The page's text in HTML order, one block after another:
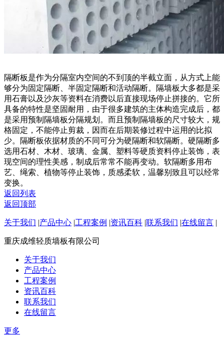
隔断板是作为分隔室内空间的不到顶的半截立面，从方式上能
够分为固定隔断、半固定隔断和活动隔断。隔墙板大多都是采
用石膏以及沙灰等资料在消费以后直接现场停止拼接的。它所
具备的特性是坚固耐用，由于很多建筑的主体构造完成后，都
是采用预制隔墙板分隔规划。而且预制隔墙板的尺寸较大，规
格固定，不能停止剪裁，因而在后期装修过程中运用的比拟
少。隔断板依据材质的不同可分为硬隔断和软隔断。硬隔断多
选用石材、木材、玻璃、金属、塑料等硬质资料停止装饰，表
现空间的理性美感，制成后常常不能再变动。软隔断多用布
艺、绳索、植物等停止装饰，质感柔软，温馨别致且可以经常
变换。
返回列表
返回顶部
关于我们 |产品中心 |工程案例 |资讯百科 |联系我们 |在线留言 |
重庆成维轻质墙板有限公司
关于我们
产品中心
工程案例
资讯百科
联系我们
在线留言
更多